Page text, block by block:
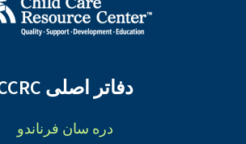
دفاتر اصلی CCRC
دره سان فرناندو